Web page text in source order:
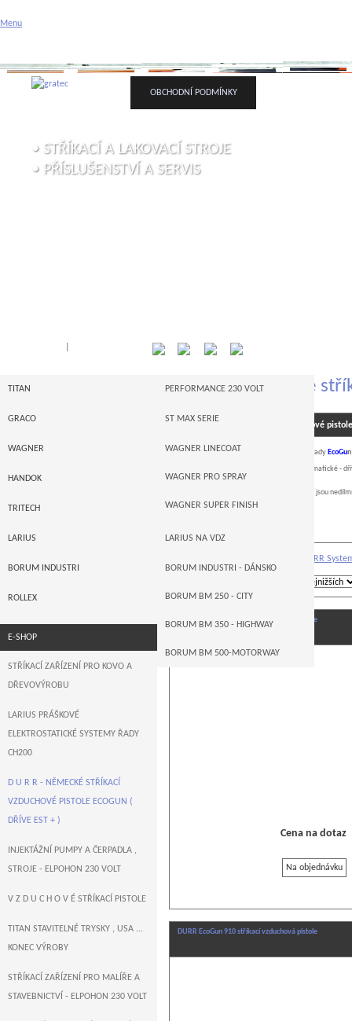
Menu
OBCHODNÍ PODMÍNKY
• STŘÍKACÍ A LAKOVACÍ STROJE
• PŘÍSLUŠENSTVÍ A SERVIS
D U R R - německé
D U R R - německé stříkací vzduchové
Klasické vzduchové nebo HVLP stříkací pistole řady EcoGun
dlouholetou tradicí od 1949 - jak ruční tak automatické -
Automatické vzduchové - jak klasické tak LVLP jsou
DURR
DURR EcoGun 116 stříkací vzduchová pistole
Cena na dotaz
Na objednávku
DURR EcoGun 910 stříkací vzduchová pistole
TITAN PERFORMANCE 230 VOLT
I-SERIE
POWRTWIN
POWRLINER -- STROJE NA VDZ
PNEUPOHON
GRACO ST MAX SERIE
GRACO MERKUR
GRACO ULTRA MAX
GRACO XTREME
WAGNER WAGNER LINECOAT
WAGNER PRO SPRAY
WAGNER SUPER FINISH
HANDOK
TRITECH
LARIUS LARIUS NA VDZ
LARIUS MEMBRÁNOVÉ
LARIUS PÍSTOVÉ
BORUM INDUSTRI BORUM INDUSTRI - DÁNSKO
BORUM BM 250 - CITY
BORUM BM 350 - HIGHWAY
BORUM BM 500-MOTORWAY
ROLLEX
E-SHOP
STŘÍKACÍ ZAŘÍZENÍ PRO KOVO A
DŘEVOVÝROBU
LARIUS PRÁŠKOVÉ
ELEKTROSTATICKÉ SYSTEMY ŘADY
CH200
D U R R - NĚMECKÉ STŘÍKACÍ
VZDUCHOVÉ PISTOLE ECOGUN (
DŘÍVE EST + )
INJEKTÁŽNÍ PUMPY A ČERPADLA ,
STROJE - ELPOHON 230 VOLT
V Z D U C H O V É STŘÍKACÍ PISTOLE
TITAN STAVITELNÉ TRYSKY , USA ...
KONEC VÝROBY
STŘÍKACÍ ZAŘÍZENÍ PRO MALÍŘE A
STAVEBNICTVÍ - ELPOHON 230 VOLT